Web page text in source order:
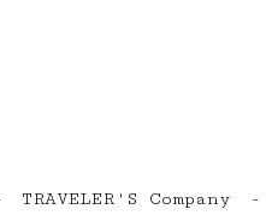
TRAVELER'S Company